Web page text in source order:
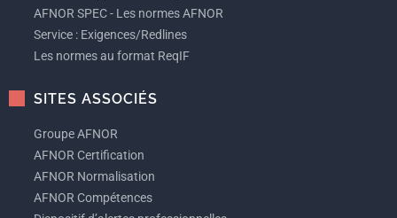
AFNOR SPEC - Les normes AFNOR
Service : Exigences/Redlines
Les normes au format ReqIF
SITES ASSOCIÉS
Groupe AFNOR
AFNOR Certification
AFNOR Normalisation
AFNOR Compétences